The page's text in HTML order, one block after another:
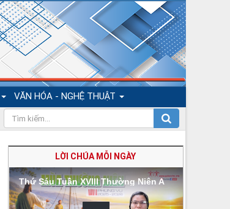
VĂN HÓA - NGHỆ THUẬT
LỜI CHÚA MỖI NGÀY
Thứ Sáu Tuần XVIII Thường Niên A